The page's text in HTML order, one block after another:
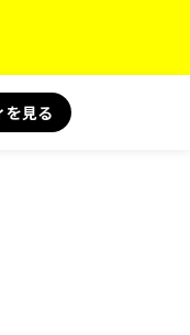
を見る